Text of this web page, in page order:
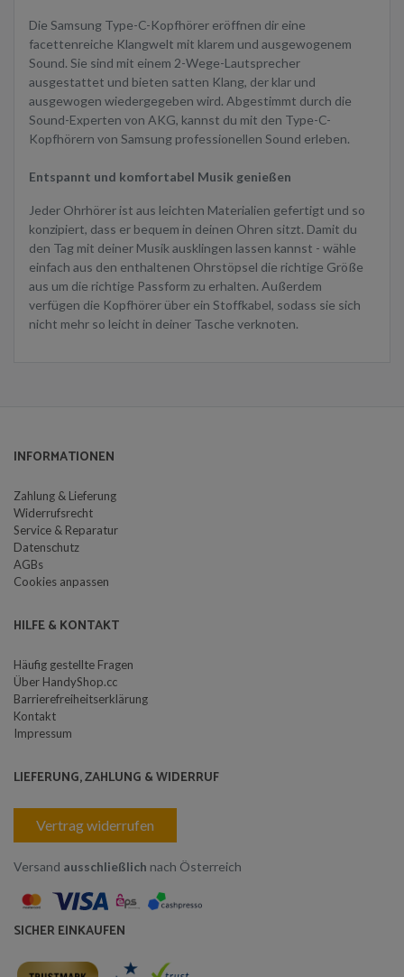
Die Samsung Type-C-Kopfhörer eröffnen dir eine
facettenreiche Klangwelt mit klarem und ausgewogenem
Sound. Sie sind mit einem 2-Wege-Lautsprecher
ausgestattet und bieten satten Klang, der klar und
ausgewogen wiedergegeben wird. Abgestimmt durch die
Sound-Experten von AKG, kannst du mit den Type-C-
Kopfhörern von Samsung professionellen Sound erleben.
Entspannt und komfortabel Musik genießen
Jeder Ohrhörer ist aus leichten Materialien gefertigt und so
konzipiert, dass er bequem in deinen Ohren sitzt. Damit du
den Tag mit deiner Musik ausklingen lassen kannst - wähle
einfach aus den enthaltenen Ohrstöpsel die richtige Größe
aus um die richtige Passform zu erhalten. Außerdem
verfügen die Kopfhörer über ein Stoffkabel, sodass sie sich
nicht mehr so leicht in deiner Tasche verknoten.
INFORMATIONEN
Zahlung & Lieferung
Widerrufsrecht
Service & Reparatur
Datenschutz
AGBs
Cookies anpassen
HILFE & KONTAKT
Häufig gestellte Fragen
Über HandyShop.cc
Barrierefreiheitserklärung
Kontakt
Impressum
LIEFERUNG, ZAHLUNG & WIDERRUF
Vertrag widerrufen
Versand ausschließlich nach Österreich
SICHER EINKAUFEN